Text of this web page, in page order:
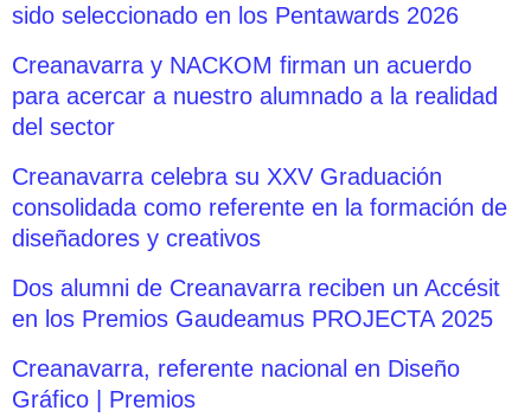
sido seleccionado en los Pentawards 2026
Creanavarra y NACKOM firman un acuerdo
para acercar a nuestro alumnado a la realidad
del sector
Creanavarra celebra su XXV Graduación
consolidada como referente en la formación de
diseñadores y creativos
Dos alumni de Creanavarra reciben un Accésit
en los Premios Gaudeamus PROJECTA 2025
Creanavarra, referente nacional en Diseño
Gráfico | Premios